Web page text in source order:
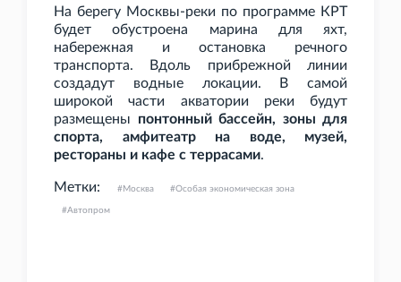
На берегу Москвы-реки по программе КРТ
будет обустроена марина для яхт,
набережная и остановка речного
транспорта. Вдоль прибрежной линии
создадут водные локации. В самой
широкой части акватории реки будут
размещены понтонный бассейн, зоны для
спорта, амфитеатр на воде, музей,
рестораны и кафе с террасами.
Метки: Москва Особая экономическая зона
Автопром